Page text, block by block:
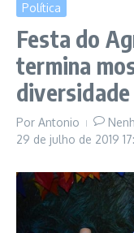
Política
Festa do
termina
Por Antonio
29 de julho de 2019